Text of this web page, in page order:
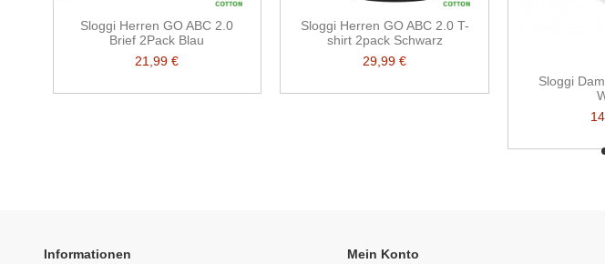
Sloggi Herren GO ABC 2.0
Brief 2Pack Blau
21,99 €
Sloggi Herren GO ABC 2.0 T-
shirt 2pack Schwarz
29,99 €
Sloggi
Informationen Mein Konto